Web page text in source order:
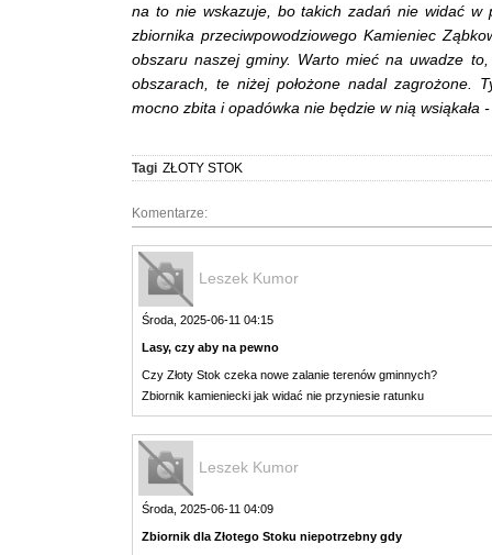
na to nie wskazuje, bo takich zadań nie widać w
zbiornika przeciwpowodziowego Kamieniec
obszaru naszej gminy. Warto mieć na uwadze
obszarach, te niżej położone nadal zagrożone.
mocno zbita i opadówka nie będzie w nią wsiąkała
Tagi ZŁOTY STOK
Komentarze:
Leszek Kumor
Środa, 2025-06-11 04:15
Lasy, czy aby na pewno
Czy Złoty Stok czeka nowe zalanie terenów gminnych?
Zbiornik kamieniecki jak widać nie przyniesie ratunku
Leszek Kumor
Środa, 2025-06-11 04:09
Zbiornik dla Złotego Stoku niepotrzebny gdy